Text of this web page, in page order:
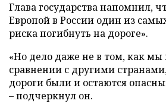
Глава государства напомнил,
Европой в России один из
риска погибнуть на дороге».
«Но дело даже не в том, как
сравнении с другими
дороги были и остаются
– подчеркнул он.